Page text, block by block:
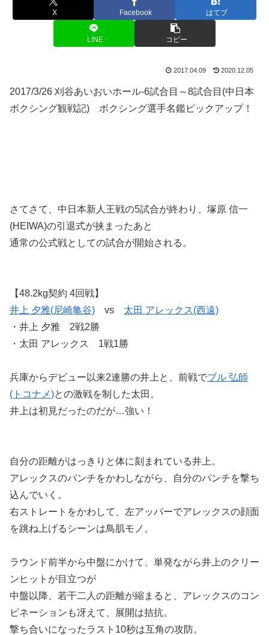
X Facebook はてブ
LINE コピー
2017.04.09 2020.12.05
2017/3/26 刈谷あいおいホール-6試合目～8試合目(中日本
ボクシング観戦記) ボクシング選手名鑑ピックアップ！
さてさて、中日本新人王戦の5試合が終わり、塚原 信一
(HEIWA)の引退式が挟まったあと
通常の公式戦としての試合が開始される。
【48.2kg契約 4回戦】
井上 夕雅(尼崎亀谷) vs 太田 アレックス(西遠)
・井上 夕雅 2戦2勝
・太田 アレックス 1戦1勝
兵庫からデビュー以来2連勝の井上と、前戦でブル 弘師
(トコナメ)との激戦を制した太田。
井上は初見だったのだが…強い！
自分の距離がはっきりと体に刻まれている井上。
アレックスのパンチをかわしながら、自分のパンチを撃ち
込んでいく。
右ストレートをかわして、左アッパーでアレックスの顔面
を跳ね上げるシーンは鳥肌モノ。
ラウンド前半から中盤にかけて、単発ながら井上のクリー
ンヒットが目立つが
中盤以降、若干二人の距離が縮まると、アレックスのコン
ビネーションも冴えて、展開は拮抗。
撃ち合いになったラスト10秒は互角の攻防。